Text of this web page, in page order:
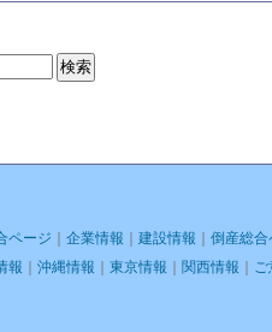
ページ 企業情報 建設情報
倒産総合
報 沖縄情報 東京情報 関西情報 ご